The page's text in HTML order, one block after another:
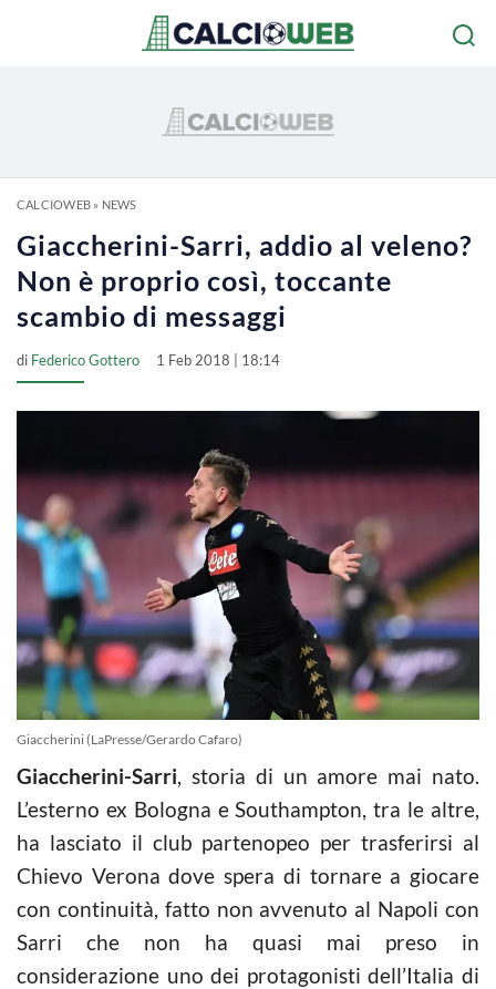
CALCIOWEB» NEWS
Giaccherini-Sarri, addio al veleno?
Non è proprio così, toccante
scambio di messaggi
di Federico Gottero 1 Feb 2018 | 18:14
Giaccherini (LaPresse/Gerardo Cafaro)
Giaccherini-Sarri, storia di un amore mai nato.
L’esterno ex Bologna e Southampton, tra le altre,
ha lasciato il club partenopeo per trasferirsi al
Chievo Verona dove spera di tornare a giocare
con continuità, fatto non avvenuto al Napoli con
Sarri che non ha quasi mai preso in
considerazione uno dei protagonisti dell’Italia di